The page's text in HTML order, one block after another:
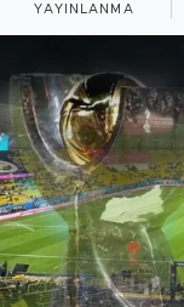
YAYINLANMA
RÖPÖRTAJ
ANALİZ
NOSTALJİ
KULİS